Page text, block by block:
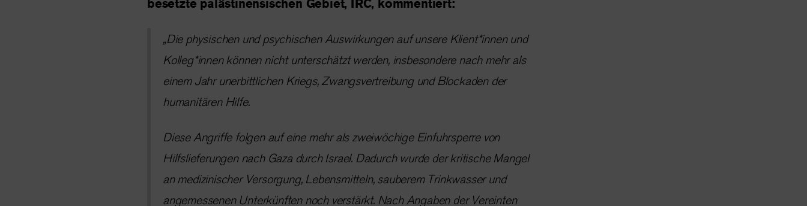
besetzte palästinensischen Gebiet, IRC, kommentiert:
„Die physischen und psychischen Auswirkungen auf unsere Klient*innen und
Kolleg*innen können nicht unterschätzt werden, insbesondere nach mehr als
einem Jahr unerbittlichen Kriegs, Zwangsvertreibung und Blockaden der
humanitären Hilfe.
Diese Angriffe folgen auf eine mehr als zweiwöchige Einfuhrsperre von
Hilfslieferungen nach Gaza durch Israel. Dadurch wurde der kritische Mangel
an medizinischer Versorgung, Lebensmitteln, sauberem Trinkwasser und
angemessenen Unterkünften noch verstärkt. Nach Angaben der Vereinten